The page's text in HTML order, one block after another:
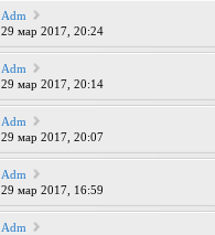
Adm
29 мар 2017, 20:24
Adm
29 мар 2017, 20:14
Adm
29 мар 2017, 20:07
Adm
29 мар 2017, 16:59
Adm